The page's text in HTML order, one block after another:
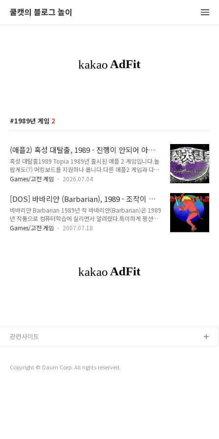
쿨캣의 블로그 놀이
1989년 게임 2
(애플2) 혹성 대탈출, 1989 - 진행이 안되어 아쉬
움
혹성 대탈출1989 Topia 1989년 출시된 애플 2 게임입니다.놀
랍게도(?) 머킹보드를 지원하나 봅니다.다른 애플2 게임과 다르
게 멋진 음악이 나옵니다. 혹성 대탈출 1989년 애플2용으로 출
는 행성 대신 혹성 단어를 많이 사용했었습니다. 크로스 혹성의
수정구슬에 의해 평화롭던 케시드 은하계는 겔럭시 브레이커의
반란으로 모든 빛을 잃고 어둠에 잠긴다. 크로스 혹성의 왕자 듀
크는 깨진 수정구슬 대신 평화를 찾아줄 신비의 검을 찾아 떠납
니다. 컴퓨터학습 1989년 5월호에 소개되었습니다. (이미지는
Games/고전 게임 2026.07.04
[DOS] 바바리안 (Barbarian), 1989 - 조작이 어
려운 게임
바바리안 Barbarian 1989년 작 바바리안(Barbarian)은 1989
년 작품으로 컴퓨터학습에 실리면서 알려졌다.특이하게 펑션키
(F1-F10)으로 조정했던 게임이다.게임 시작 후 '바바리안'을 PC
https://www.myabandonware.com/game/barbarian-
lm BarbarianRemember Barbarian, an old video game
Games/고전 게임 2007.07.18
Copyright © Daum Corp. All rights reserved.
관련사이트